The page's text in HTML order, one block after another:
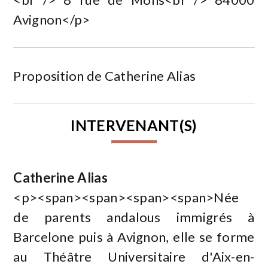
Avignon</p>
Proposition de Catherine Alias
INTERVENANT(S)
Catherine Alias
<p><span><span><span><span>Née
de parents andalous immigrés à
Barcelone puis à Avignon, elle se forme
au Théâtre Universitaire d'Aix-en-